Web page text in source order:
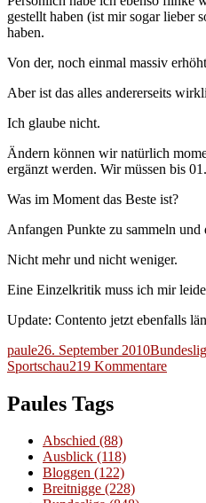
gestellt haben (ist mir sogar lieber
haben.
Von der, noch einmal massiv
Aber ist das alles andererseits
Ich glaube nicht.
Ändern können wir natürlich
ergänzt werden. Wir müssen bis
Was im Moment das Beste ist?
Anfangen Punkte zu sammeln
Nicht mehr und nicht weniger.
Eine Einzelkritik muss ich mir
Update: Contento jetzt ebenfalls
Autor
pauleVeröffentlicht
am
26. September 2010
Sportschau219 Kommentarezu
Paules Tags
Abschied (88)
Ausblick (118)
Bloggen (122)
Breitnigge (228)